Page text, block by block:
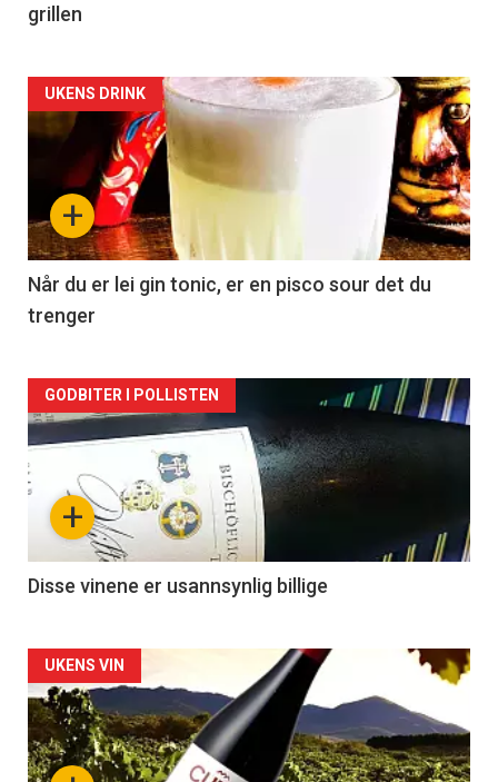
grillen
Forsiden
akkurat
nå
-
2
+
UKENS DRINK
Når du er lei gin tonic, er en pisco sour det du
trenger
Forsiden
akkurat
nå
3
+
GODBITER I POLLISTEN
Disse vinene er usannsynlig billige
Forsiden
akkurat
nå
UKENS VIN